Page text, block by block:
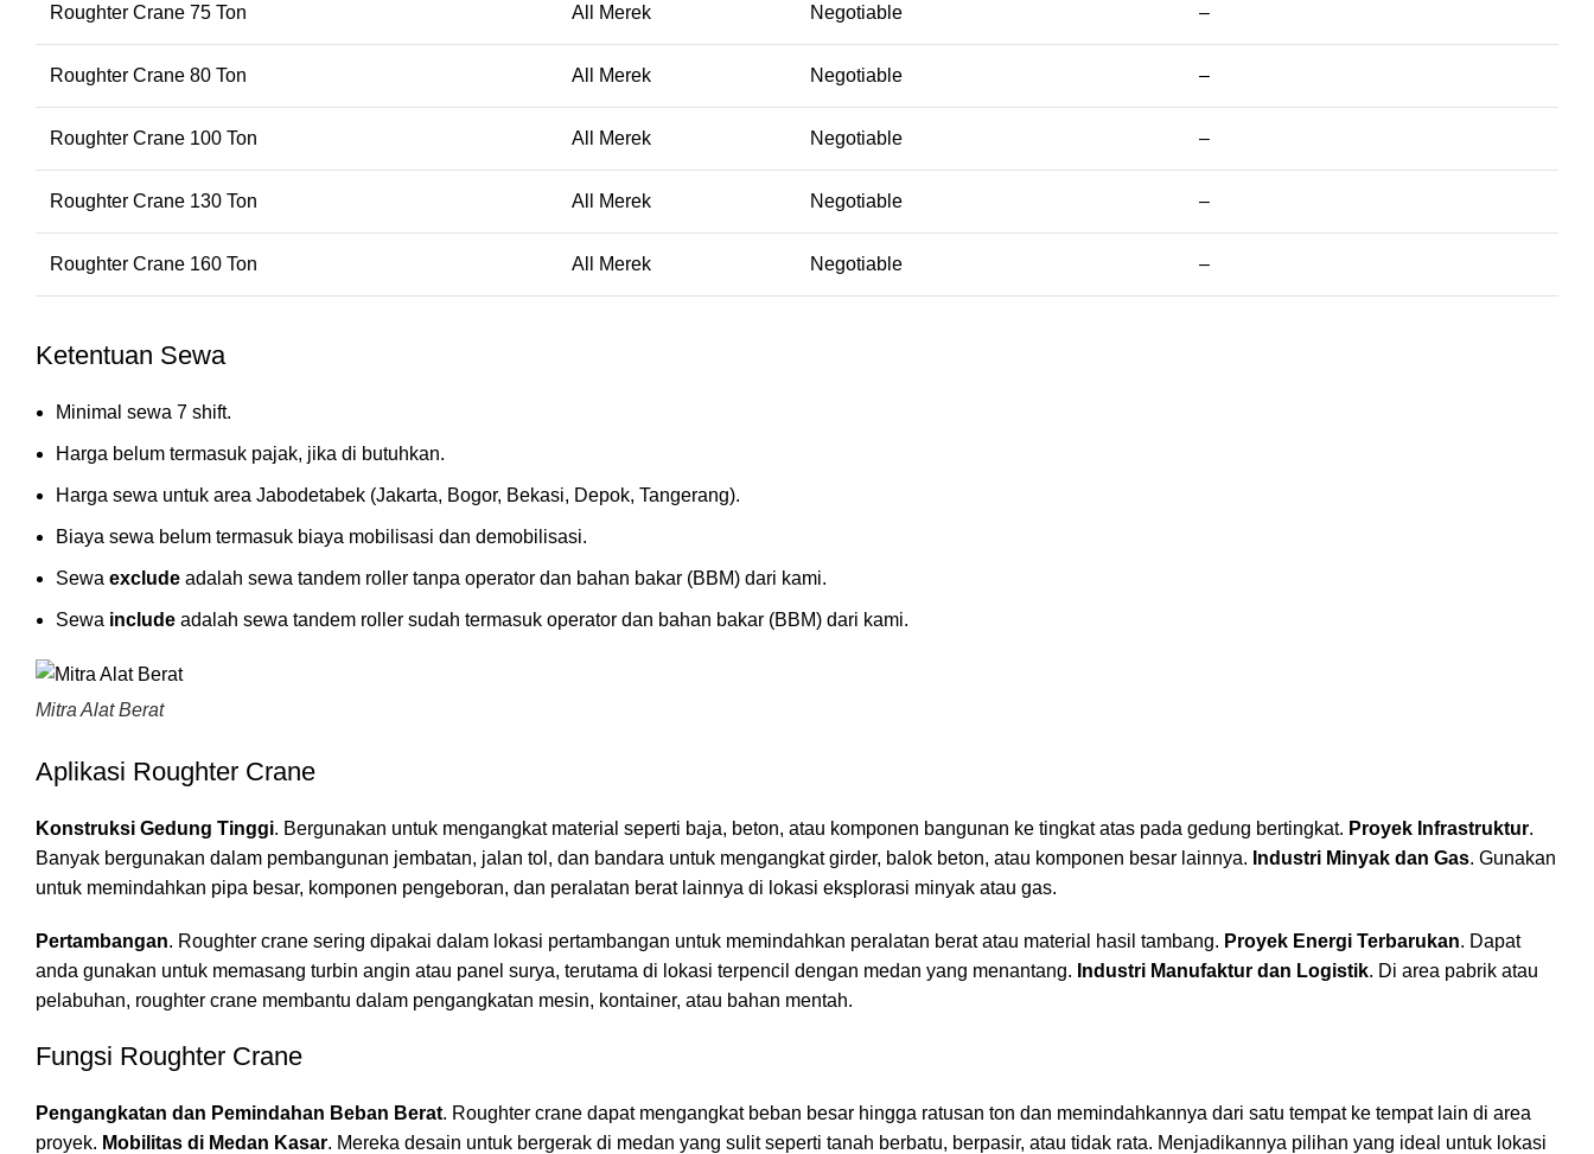
Roughter Crane 75 Ton All Merek Negotiable –
Roughter Crane 80 Ton All Merek Negotiable –
Roughter Crane 100 Ton All Merek Negotiable –
Roughter Crane 130 Ton All Merek Negotiable –
Roughter Crane 160 Ton All Merek Negotiable –
Ketentuan Sewa
Minimal sewa 7 shift.
Harga belum termasuk pajak, jika di butuhkan.
Harga sewa untuk area Jabodetabek (Jakarta, Bogor, Bekasi, Depok, Tangerang).
Biaya sewa belum termasuk biaya mobilisasi dan demobilisasi.
Sewa exclude adalah sewa tandem roller tanpa operator dan bahan bakar (BBM) dari kami.
Sewa include adalah sewa tandem roller sudah termasuk operator dan bahan bakar (BBM) dari kami.
Mitra Alat Berat
Aplikasi Roughter Crane
Konstruksi Gedung Tinggi. Bergunakan untuk mengangkat material seperti baja, beton, atau komponen bangunan ke tingkat atas pada gedung bertingkat. Proyek Infrastruktur.
Banyak bergunakan dalam pembangunan jembatan, jalan tol, dan bandara untuk mengangkat girder, balok beton, atau komponen besar lainnya. Industri Minyak dan Gas. Gunakan
untuk memindahkan pipa besar, komponen pengeboran, dan peralatan berat lainnya di lokasi eksplorasi minyak atau gas.
Pertambangan. Roughter crane sering dipakai dalam lokasi pertambangan untuk memindahkan peralatan berat atau material hasil tambang. Proyek Energi Terbarukan. Dapat
anda gunakan untuk memasang turbin angin atau panel surya, terutama di lokasi terpencil dengan medan yang menantang. Industri Manufaktur dan Logistik. Di area pabrik atau
pelabuhan, roughter crane membantu dalam pengangkatan mesin, kontainer, atau bahan mentah.
Fungsi Roughter Crane
Pengangkatan dan Pemindahan Beban Berat. Roughter crane dapat mengangkat beban besar hingga ratusan ton dan memindahkannya dari satu tempat ke tempat lain di area
proyek. Mobilitas di Medan Kasar. Mereka desain untuk bergerak di medan yang sulit seperti tanah berbatu, berpasir, atau tidak rata. Menjadikannya pilihan yang ideal untuk lokasi